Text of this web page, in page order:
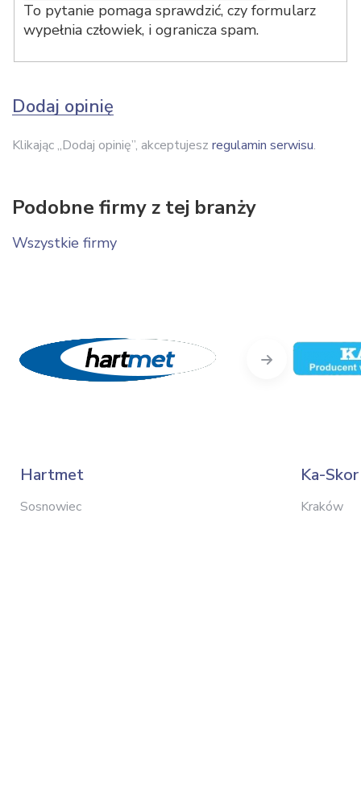
To pytanie pomaga sprawdzić, czy formularz
wypełnia człowiek, i ogranicza spam.
Dodaj opinię
Klikając „Dodaj opinię”, akceptujesz regulamin serwisu.
Podobne firmy z tej branży
Wszystkie firmy
Hartmet
Sosnowiec
Ka-Skor
Kraków
Next